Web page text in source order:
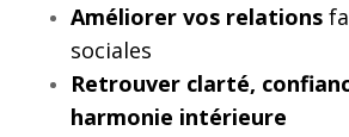
Améliorer vos relations
sociales
Retrouver clarté,
harmonie intérieure